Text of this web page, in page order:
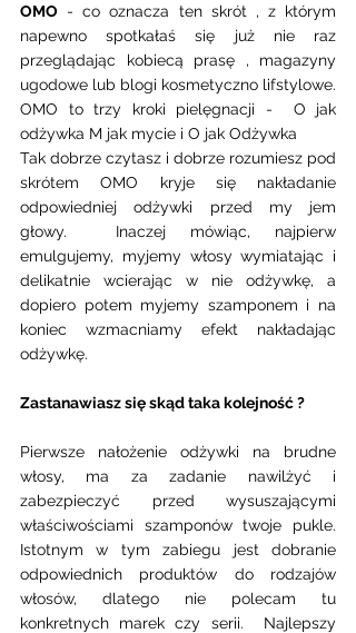
OMO - co oznacza ten skrót , z którym
napewno spotkałaś się już nie raz
przeglądając kobiecą prasę , magazyny
OMO to trzy kroki pielęgnacji -  O jak
odżywka M jak mycie i O jak Odżywka
Tak dobrze czytasz i dobrze rozumiesz pod
skrótem OMO kryje się nakładanie
odpowiedniej odżywki przed my jem
głowy.  Inaczej mówiąc, najpierw
emulgujemy, myjemy włosy wymiatając i
delikatnie wcierając w nie odżywkę, a
dopiero potem myjemy szamponem i na
koniec wzmacniamy efekt nakładając
odżywkę.
Zastanawiasz się skąd taka kolejność ?
Pierwsze nałożenie odżywki na brudne
włosy, ma za zadanie nawilżyć i
zabezpieczyć przed wysuszającymi
właściwościami szamponów twoje pukle.
Istotnym w tym zabiegu jest dobranie
odpowiednich produktów do rodzajów
włosów, dlatego nie polecam tu
konkretnych marek czy serii.  Najlepszy